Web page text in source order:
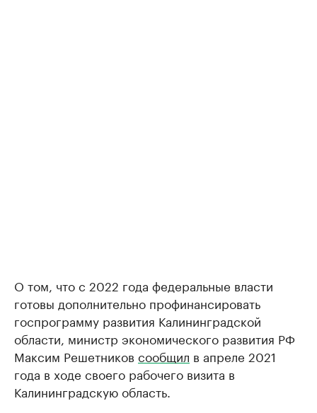
О том, что с 2022 года федеральные власти
готовы дополнительно профинансировать
госпрограмму развития Калининградской
области, министр экономического развития РФ
Максим Решетников сообщил в апреле 2021
года в ходе своего рабочего визита в
Калининградскую область.